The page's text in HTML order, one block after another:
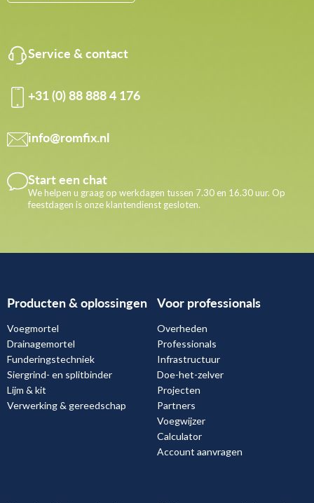
Service & contact
+31 (0) 88 888 4 176
info@romfix.nl
Start een chat
We helpen u graag op werkdagen tussen 7.30 en 16.30 uur. Op
feestdagen is onze klantendienst gesloten.
Producten & oplossingen
Voegmortel
Drainagemortel
Funderingstechniek
Siergrind- en splitbinder
Lijm & kit
Verwerking & gereedschap
Voor professionals
Overheden
Professionals
Infrastructuur
Doe-het-zelver
Projecten
Partners
Voegwijzer
Calculator
Account aanvragen